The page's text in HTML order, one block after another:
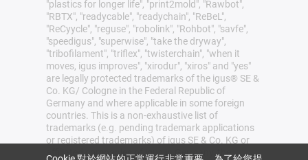
"plastics for longer life", "print2mold", "Rawbot",
"RBTX", "readycable", "readychain", "ReBeL",
"ReCyycle", "reguse", "robolink", "Rohbot", "savfe",
"speedigus", "superwise", "take the dryway",
"tribofilament", "triflex", "twisterchain", "when it
moves, igus improves", "xirodur", "xiros" and "yes"
are legally protected trademarks of the igus® SE &
Co. KG/ Cologne in the Federal Republic of
Germany and where applicable in some foreign
countries. This is a non-exhaustive list of
trademarks (e.g. pending trademark applications
or registered trademarks) of igus SE & Co. KG or
affiliated companies of igus in Germany, the